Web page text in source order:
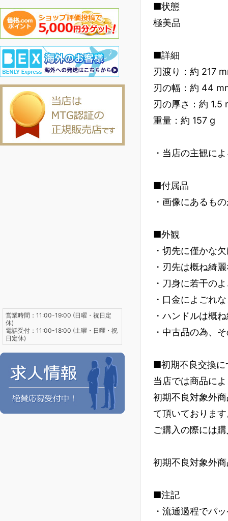
■状態
極美品
■詳細
刃渡り：約 217
刃の幅：約 44
刃の厚さ：約 1.5
重量：約 157 g
・当店の主観に
■付属品
・画像にあるも
■外観
・切先に僅かな
・刃先は概ね綺
・刀身に若干の
・口金によごれ
・ハンドルは概
・中古品の為、
■初期不良交換に
当店では商品に
初期不良対象外
て頂いておりま
ご購入の際には
初期不良対象外
■注記
・流通過程でパ
営業時間：11:00-19:00 (日曜・祝日定
休)
電話受付：11:00-18:00 (土曜・日曜・祝
日定休)